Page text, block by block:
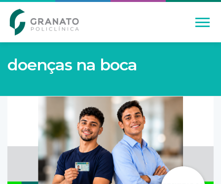
doenças na boca